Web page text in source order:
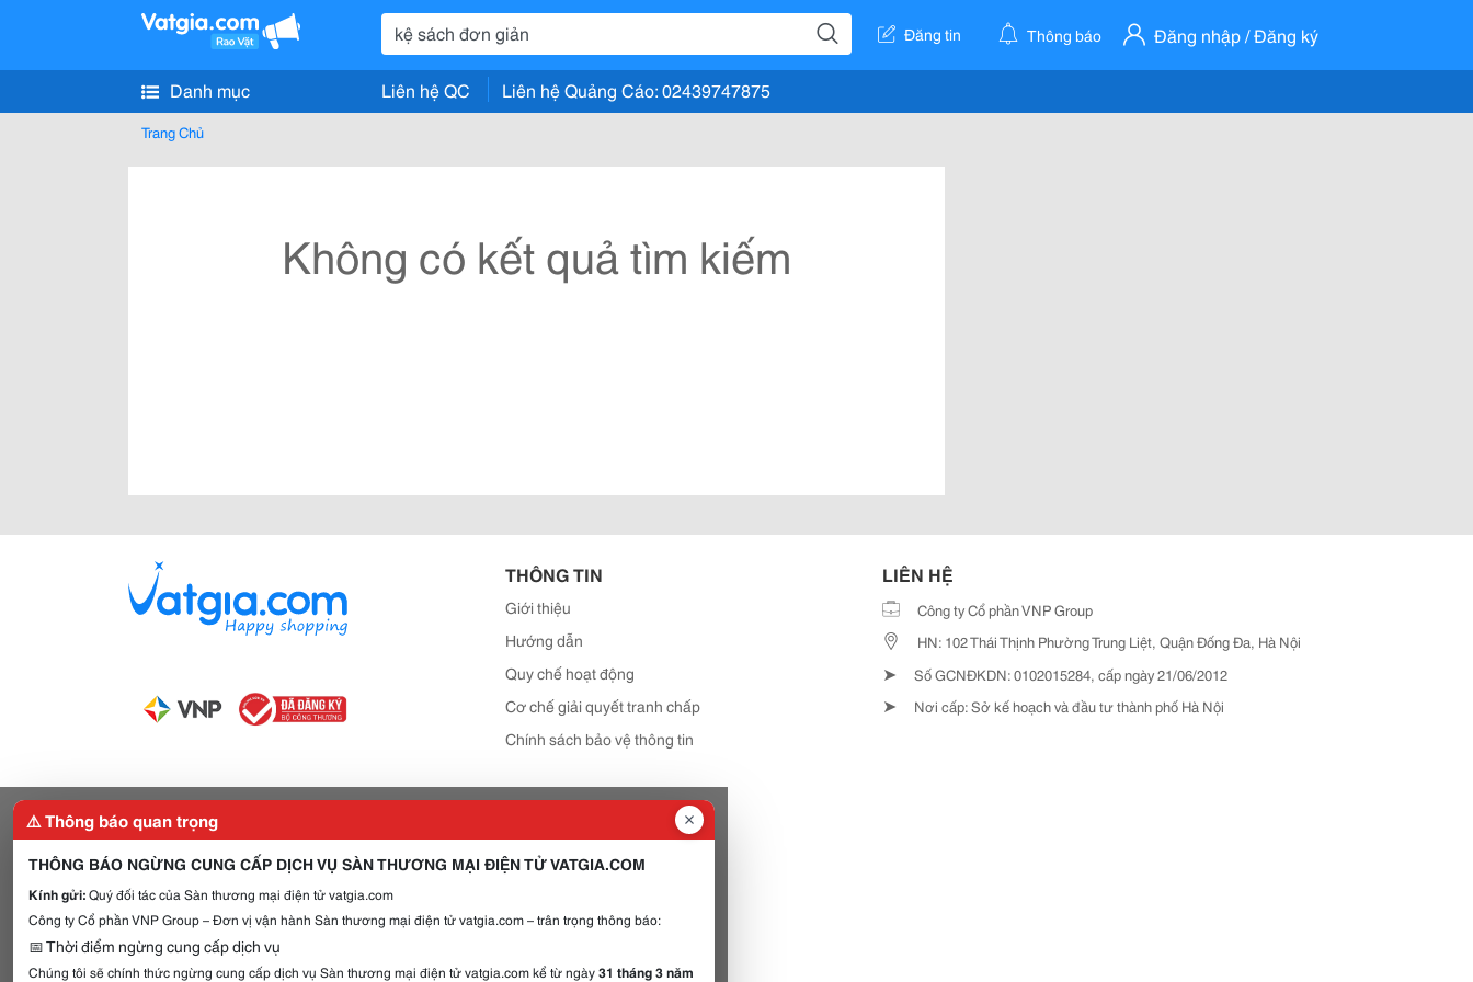
Đăng tin Thông báo Đăng nhập / Đăng ký
Danh mục Liên hệ QC Liên hệ Quảng Cáo: 02439747875
Trang Chủ
Không có kết quả tìm kiếm
THÔNG TIN
Giới thiệu
Hướng dẫn
Quy chế hoạt động
Cơ chế giải quyết tranh chấp
Chính sách bảo vệ thông tin
LIÊN HỆ
Công ty Cổ phần VNP Group
HN: 102 Thái Thịnh Phường Trung Liệt, Quận Đống Đa, Hà Nội
➤ Số GCNĐKDN: 0102015284, cấp ngày 21/06/2012
➤ Nơi cấp: Sở kế hoạch và đầu tư thành phố Hà Nội
⚠️ Thông báo quan trọng
THÔNG BÁO NGỪNG CUNG CẤP DỊCH VỤ SÀN THƯƠNG MẠI ĐIỆN TỬ VATGIA.COM
Kính gửi:Quý đối tác của Sàn thương mại điện tử vatgia.com
Công ty Cổ phần VNP Group – Đơn vị vận hành Sàn thương mại điện tử vatgia.com – trân trọng thông báo:
📅 Thời điểm ngừng cung cấp dịch vụ
Chúng tôi sẽ chính thức ngừng cung cấp dịch vụ Sàn thương mại điện tử vatgia.com kể từ ngày31 tháng 3 năm